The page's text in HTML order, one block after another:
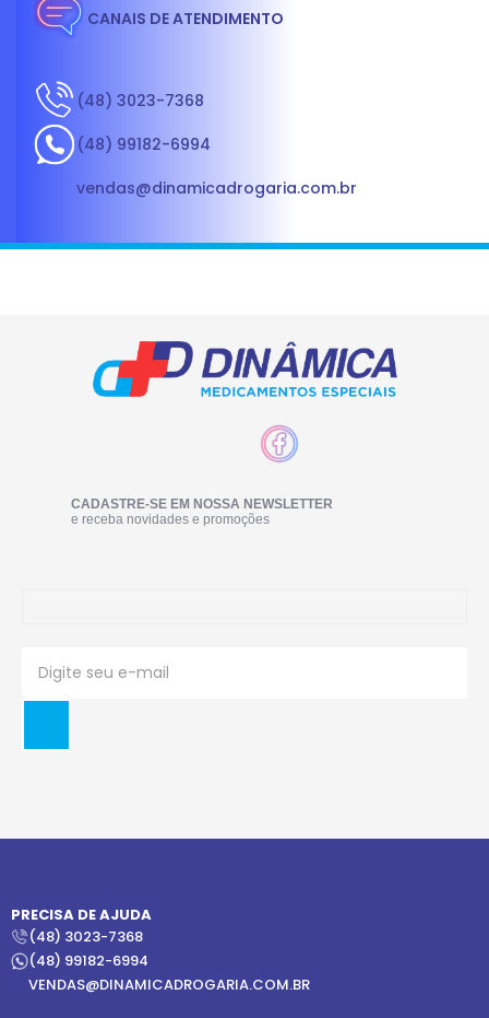
CANAIS DE ATENDIMENTO
(48) 3023-7368
(48) 99182-6994
vendas@dinamicadrogaria.com.br
CADASTRE-SE EM NOSSA NEWSLETTER
e receba novidades e promoções
PRECISA DE AJUDA
(48) 3023-7368
(48) 99182-6994
VENDAS@DINAMICADROGARIA.COM.BR